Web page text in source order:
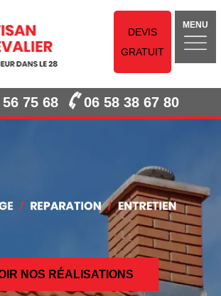
DEVIS
GRATUIT
MENU
75 68 06 58 38 67 80
NOS RÉALISATIONS